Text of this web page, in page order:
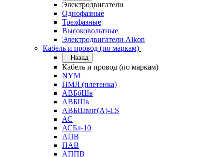
Электродвигатели
Однофазные
Трехфазные
Высоковольтные
Электродвигатели Aikon
Кабель и провод (по маркам)
Назад
Кабель и провод (по маркам)
NYM
ПМЛ (плетенка)
АВБбШв
АВБШв
АВБШвнг(А)-LS
АС
АСБл-10
АПВ
ПАВ
АППВ